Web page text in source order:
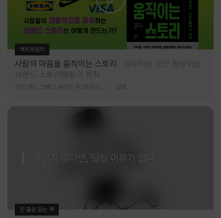
북트레일러
사람의 마음을 움직이는 스토리
공유되는 순간 완성되는
브랜드 스토리텔링의 원칙
알레
즐겁지 않다면, 달릴 이유가 없다
한 줄로 읽는 책